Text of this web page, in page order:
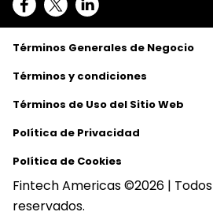
Términos Generales de Negocio
Términos y condiciones
Términos de Uso del Sitio Web
Política de Privacidad
Política de Cookies
Fintech Americas ©2026 |
reservados.